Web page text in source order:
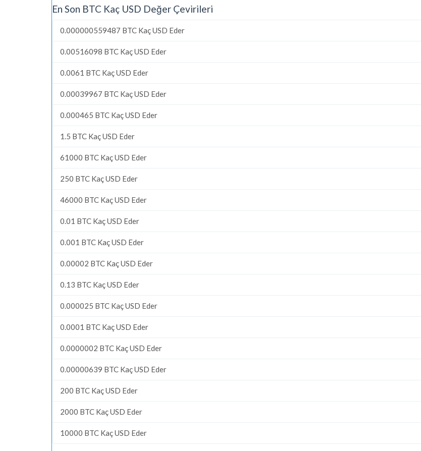
En Son BTC Kaç USD Değer Çevirileri
0.000000559487 BTC Kaç USD Eder
0.00516098 BTC Kaç USD Eder
0.0061 BTC Kaç USD Eder
0.00039967 BTC Kaç USD Eder
0.000465 BTC Kaç USD Eder
1.5 BTC Kaç USD Eder
61000 BTC Kaç USD Eder
250 BTC Kaç USD Eder
46000 BTC Kaç USD Eder
0.01 BTC Kaç USD Eder
0.001 BTC Kaç USD Eder
0.00002 BTC Kaç USD Eder
0.13 BTC Kaç USD Eder
0.000025 BTC Kaç USD Eder
0.0001 BTC Kaç USD Eder
0.0000002 BTC Kaç USD Eder
0.00000639 BTC Kaç USD Eder
200 BTC Kaç USD Eder
2000 BTC Kaç USD Eder
10000 BTC Kaç USD Eder